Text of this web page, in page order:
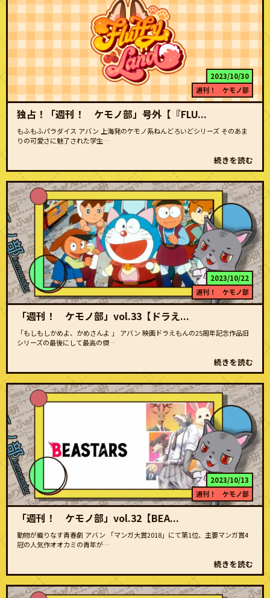
2023/10/30
週刊！ ケモノ部
独占！「週刊！ ケモノ部」号外【『FLU...
もふもふパラダイス アバン 上海発のケモノ系ねんどろいどシリーズ そのあま
りの可愛さに魅了された学生…
続きを読む
2023/10/22
週刊！ ケモノ部
「週刊！ ケモノ部」vol.33【ドラえ...
「もしもしかめよ、かめさんよ 」 アバン 映画ドラえもんの25周年記念作品旧
シリーズの最後にして最高の傑…
続きを読む
2023/10/13
週刊！ ケモノ部
「週刊！ ケモノ部」vol.32【BEA...
動物が織りなす青春劇 アバン 「マンガ大賞2018」にて第1位、主要マンガ賞4
冠の人気作オオカミの青年が…
続きを読む